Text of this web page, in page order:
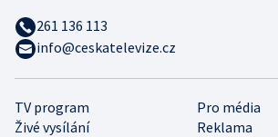
TV program
Pro média
Živé vysílání
Reklama
261 136 113
info@ceskatelevize.cz